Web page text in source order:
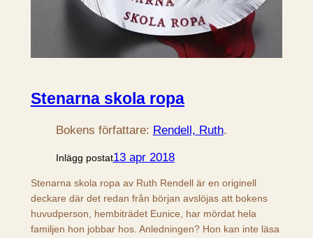
Stenarna skola ropa
Bokens författare: Rendell, Ruth.
Inlägg postat13 apr 2018
Stenarna skola ropa av Ruth Rendell är en originell
deckare där det redan från början avslöjas att bokens
huvudperson, hembiträdet Eunice, har mördat hela
familjen hon jobbar hos. Anledningen? Hon kan inte läsa